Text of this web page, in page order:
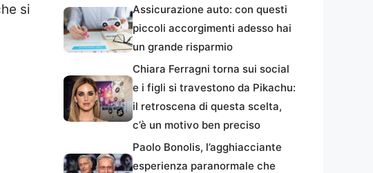
si
Assicurazione auto: con questi
piccoli accorgimenti adesso hai
un grande risparmio
Chiara Ferragni torna sui social
e i figli si travestono da Pikachu:
il retroscena di questa scelta,
c’è un motivo ben preciso
Paolo Bonolis, l’agghiacciante
esperienza paranormale che